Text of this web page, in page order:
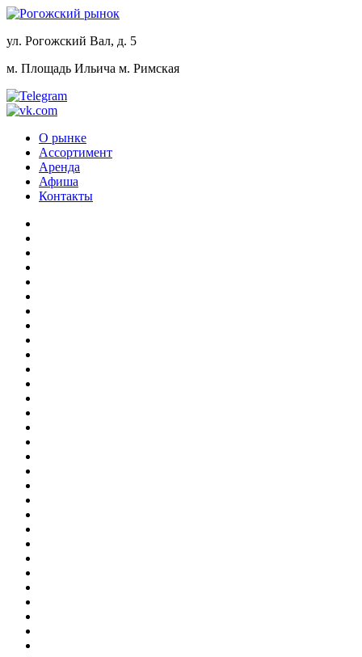
ул. Рогожский Вал, д. 5
м. Площадь Ильича м. Римская
О рынке
Ассортимент
Аренда
Афиша
Контакты